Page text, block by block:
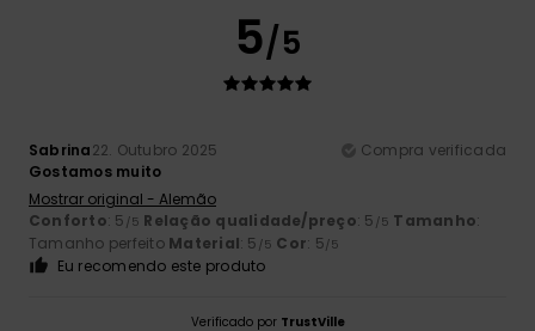
5/5
Sabrina22. Outubro 2025
Compra verificada
Gostamos muito
Mostrar original - Alemão
Conforto: 5 /5 Relação qualidade/preço: 5 /5 Tamanho:
Tamanho perfeito Material: 5 /5 Cor: 5/5
Eu recomendo este produto
Verificado por TrustVille